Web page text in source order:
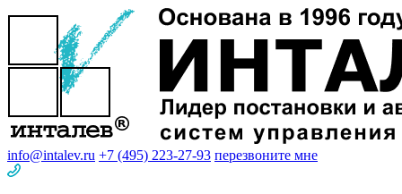
info@intalev.ru +7 (495) 223-27-93 перезвоните мне